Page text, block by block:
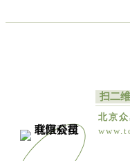
扫二
北京